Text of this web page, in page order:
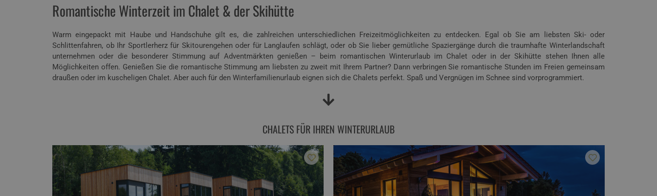
Romantische Winterzeit im Chalet & der Skihütte
Warm eingepackt mit Haube und Handschuhe gilt es, die zahlreichen unterschiedlichen Freizeitmöglichkeiten zu entdecken. Egal ob Sie am liebsten Ski- oder
Schlittenfahren, ob Ihr Sportlerherz für Skitourengehen oder für Langlaufen schlägt, oder ob Sie lieber gemütliche Spaziergänge durch die traumhafte Winterlandschaft
unternehmen oder die besonderer Stimmung auf Adventmärkten genießen – beim romantischen Winterurlaub im Chalet oder in der Skihütte stehen Ihnen alle
Möglichkeiten offen. Genießen Sie die romantische Stimmung am liebsten zu zweit mit Ihrem Partner? Dann verbringen Sie romantische Stunden im Freien gemeinsam
draußen oder im kuscheligen Chalet. Aber auch für den Winterfamilienurlaub eignen sich die Chalets perfekt. Spaß und Vergnügen im Schnee sind vorprogrammiert.
CHALETS FÜR IHREN WINTERURLAUB